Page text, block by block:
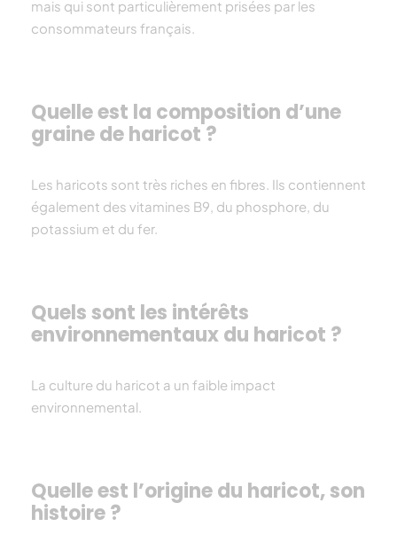
mais qui sont particulièrement prisées par les
consommateurs français.
Quelle est la composition d’une
graine de haricot ?
Les haricots sont très riches en fibres. Ils contiennent
également des vitamines B9, du phosphore, du
potassium et du fer.
Quels sont les intérêts
environnementaux du haricot ?
La culture du haricot a un faible impact
environnemental.
Quelle est l’origine du haricot, son
histoire ?